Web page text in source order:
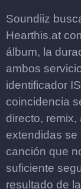
Soundiiz
Hearthis.at
álbum, la
ambos
identificador
coincidencia
directo,
extendidas se
canción que
suficiente
resultado de